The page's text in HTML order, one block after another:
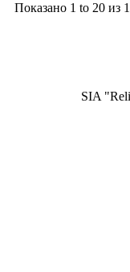
Показано 1 to 20 из
SIA